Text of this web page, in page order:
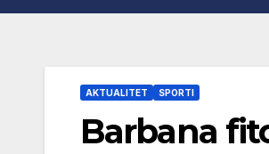
AKTUALITET SPORTI
Barbana